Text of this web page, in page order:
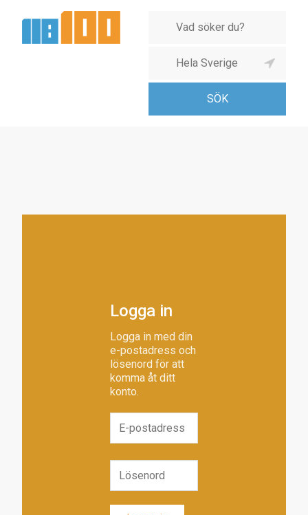
Logga in
Logga in med din
e-postadress och
lösenord för att
komma åt ditt
konto.